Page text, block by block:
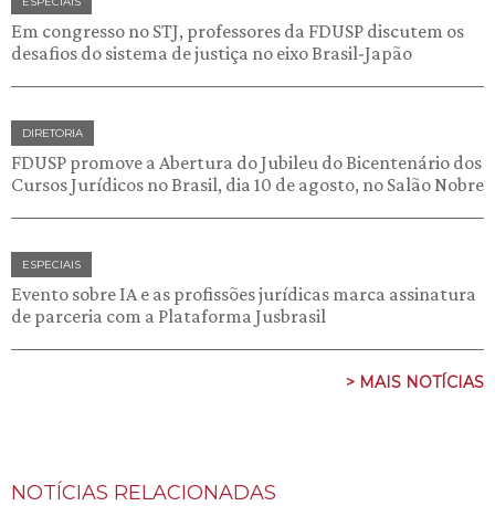
Em congresso no STJ, professores da FDUSP discutem os
desafios do sistema de justiça no eixo Brasil-Japão
DIRETORIA
FDUSP promove a Abertura do Jubileu do Bicentenário dos
Cursos Jurídicos no Brasil, dia 10 de agosto, no Salão Nobre
ESPECIAIS
Evento sobre IA e as profissões jurídicas marca assinatura
de parceria com a Plataforma Jusbrasil
> MAIS NOTÍCIAS
NOTÍCIAS RELACIONADAS